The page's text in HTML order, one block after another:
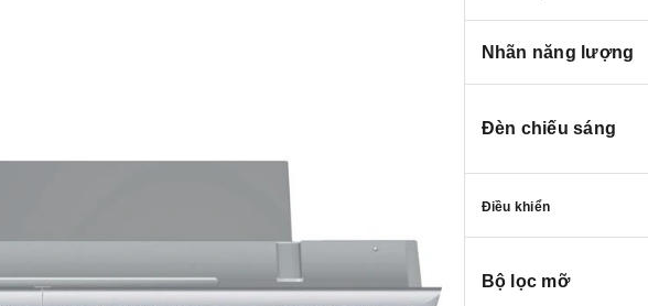
Nhãn năng lượng
Đèn chiếu sáng
Điều khiển
Bộ lọc mỡ